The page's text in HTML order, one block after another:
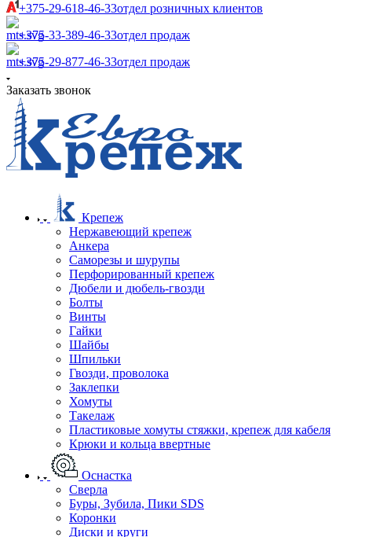
+375-29-618-46-33отдел розничных клиентов
+375-33-389-46-33отдел продаж
+375-29-877-46-33отдел продаж
Заказать звонок
Крепеж
Нержавеющий крепеж
Анкера
Саморезы и шурупы
Перфорированный крепеж
Дюбели и дюбель-гвозди
Болты
Винты
Гайки
Шайбы
Шпильки
Гвозди, проволока
Заклепки
Хомуты
Такелаж
Пластиковые хомуты стяжки, крепеж для кабеля
Крюки и кольца ввертные
Оснастка
Сверла
Буры, Зубила, Пики SDS
Коронки
Диски и круги